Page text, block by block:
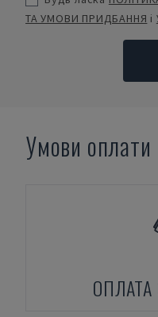
ТА УМОВИ ПРИДБАННЯ і
Умови оплати
ОПЛАТА